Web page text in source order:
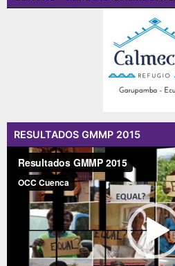
RESULTADOS GMMP 2015
Reproductor